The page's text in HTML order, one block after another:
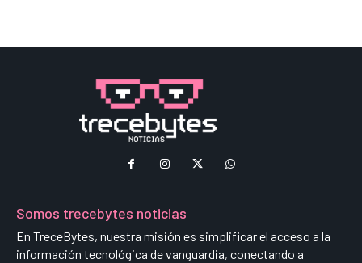
Somos trecebytes noticias
En TreceBytes, nuestra misión es simplificar el acceso a la
información tecnológica de vanguardia, conectando a